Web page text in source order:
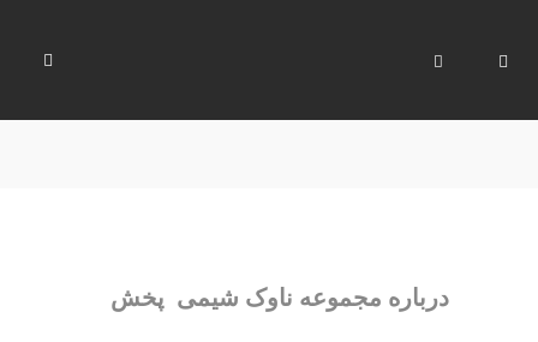
درباره مجموعه ناوک شیمی پخش